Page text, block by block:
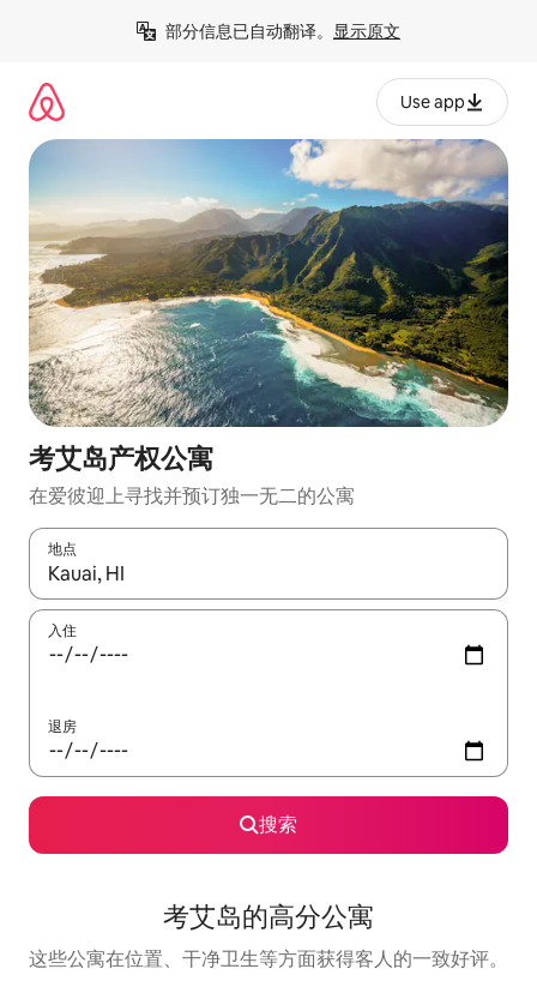
部分信息已自动翻译。 显示原文
Use app
考艾岛产权公寓
在爱彼迎上寻找并预订独一无二的公寓
地点
如有搜索结果，请使用上下方向键查看，或通过点击或滑动手势
入住
退房
搜索
考艾岛的高分公寓
这些公寓在位置、干净卫生等方面获得客人的一致好评。